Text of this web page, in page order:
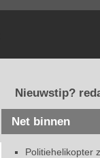
Nieuwstip?
Net binnen
Politiehelikopter